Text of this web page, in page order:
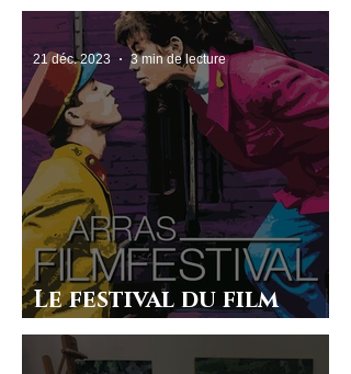
qu’est-ce que c’est ???
Le festival du film
d’Arras
21 déc. 2023 3 min de lecture